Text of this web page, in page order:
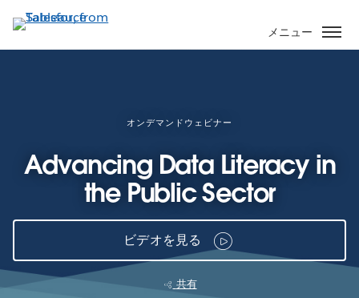
イ
ン
メニュー
オンデマンドウェビナー
Advancing Data Literacy in
the Public Sector
ビデオを見る
共有